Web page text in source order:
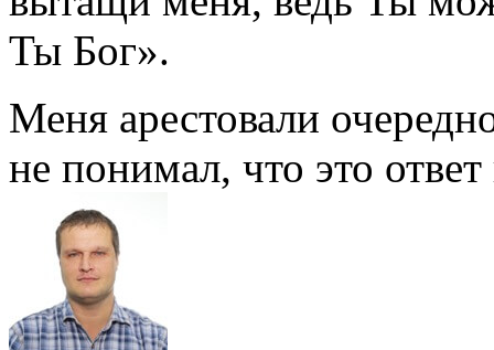
Ты Бог».
Меня арестовали
не понимал, что это